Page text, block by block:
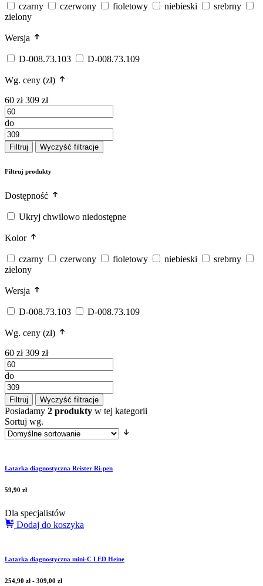
czarny czerwony fioletowy niebieski
srebrny
zielony
Wersja
D-008.73.103 D-008.73.109
Wg. ceny (zł)
60 zł 309 zł
do
Filtruj Wyczyść filtracje
Filtruj produkty
Dostępność
Ukryj chwilowo niedostępne
Kolor
czarny czerwony fioletowy niebieski
srebrny
zielony
Wersja
D-008.73.103 D-008.73.109
Wg. ceny (zł)
60 zł 309 zł
do
Filtruj Wyczyść filtracje
Posiadamy 2 produkty w tej kategorii
Sortuj wg.
Latarka diagnostyczna Reister Ri-pen
59,90 zł
Dla specjalistów
Dodaj do koszyka
Latarka diagnostyczna mini-C LED Heine
254,90 zł - 309,00 zł